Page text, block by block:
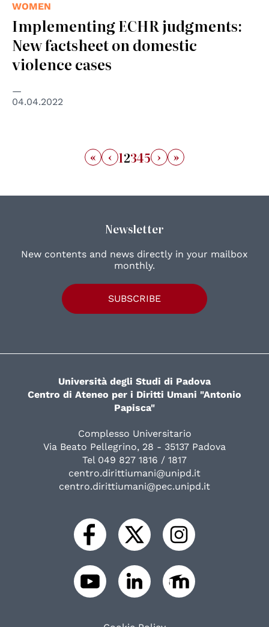
WOMEN
Implementing ECHR judgments:
New factsheet on domestic
violence cases
04.04.2022
« ‹ 12345 › »
Newsletter
New contents and news directly in your mailbox
monthly.
SUBSCRIBE
Università degli Studi di Padova
Centro di Ateneo per i Diritti Umani "Antonio
Papisca"
Complesso Universitario
Via Beato Pellegrino, 28 - 35137 Padova
Tel 049 827 1816 / 1817
centro.dirittiumani@unipd.it
centro.dirittiumani@pec.unipd.it